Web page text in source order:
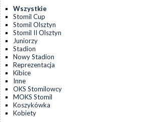
Wszystkie
Stomil Cup
Stomil Olsztyn
Stomil II Olsztyn
Juniorzy
Stadion
Nowy Stadion
Reprezentacja
Kibice
Inne
OKS Stomilowcy
MOKS Stomil
Koszykówka
Kobiety